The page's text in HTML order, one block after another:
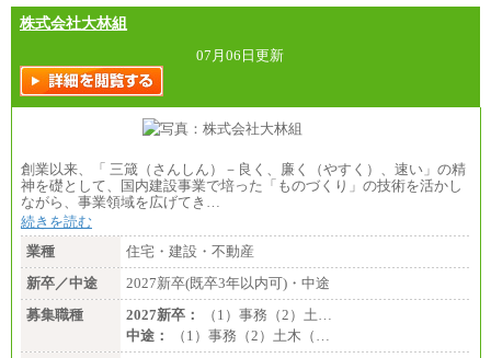
〔正社員〕
月給212,900円～330,000円
※実務経験に応じてご相談させていただきます（上
記金額を超える可能性あり）
※職種8）を除き、正社員の場合勤務地は本社のみと
なります
※交通費：月5万円まで
〔契約社員〕
札幌 ：時給1,100円～1,450円
東京 ：時給1,226円～1,400円
川口 ：時給1,150円～
大阪 ：時給1,177円～1,400円
佐世保：時給1,035円～
沖縄 ：時給1,025円～1,350円
※給与は実務経験・職種・配属部署によって異なり
ます
※交通費：月5万円まで
株式会社大林組
07月06日更新
創業以来、「 三箴（さんしん）－良く、廉く（やすく）、速い」の精
神を礎として、国内建設事業で培った「ものづくり」の技術を活かし
ながら、事業領域を広げてき…
続きを読む
業種
住宅・建設・不動産
新卒／中途
2027新卒(既卒3年以内可)・中途
募集職種
2027新卒：
（1）事務（2）土…
中途：
（1）事務（2）土木（…